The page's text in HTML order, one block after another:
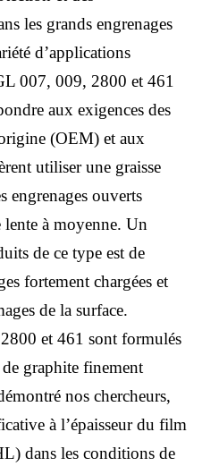
les grands engrenages
d’applications
007, 009, 2800 et 461
aux exigences des
(OEM) et aux
utiliser une graisse
engrenages ouverts
lente à moyenne. Un
de ce type est de
fortement chargées et
de la surface.
et 461 sont formulés
graphite finement
nos chercheurs,
à l’épaisseur du film
dans les conditions de